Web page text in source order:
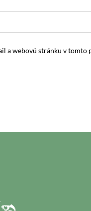
a webovú stránku v